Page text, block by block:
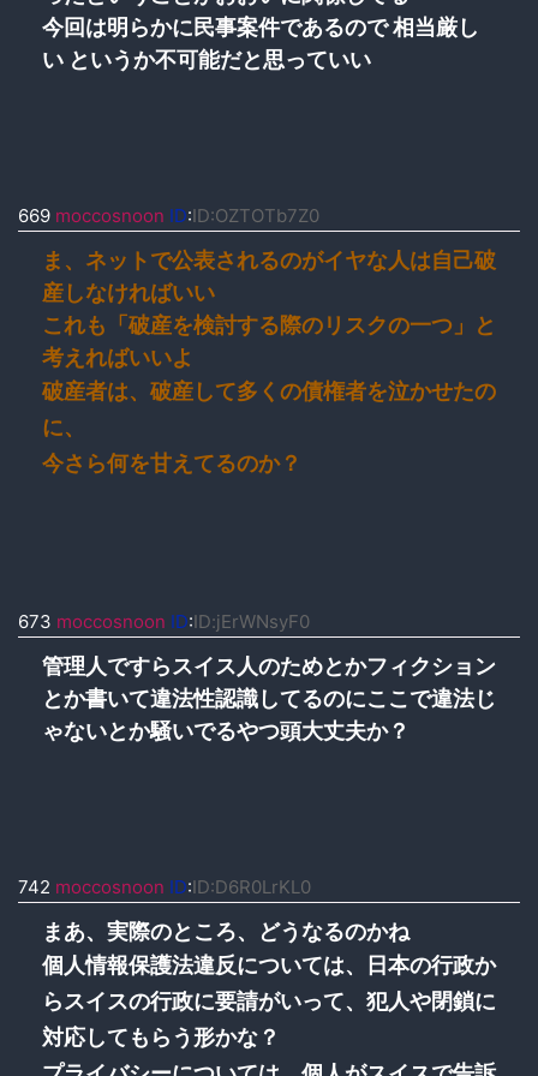
今回は明らかに民事案件であるので 相当厳し
い というか不可能だと思っていい
669 moccosnoon ID:ID:OZTOTb7Z0
ま、ネットで公表されるのがイヤな人は自己破
産しなければいい
これも「破産を検討する際のリスクの一つ」と
考えればいいよ
破産者は、破産して多くの債権者を泣かせたの
に、
今さら何を甘えてるのか？
673 moccosnoon ID:ID:jErWNsyF0
管理人ですらスイス人のためとかフィクション
とか書いて違法性認識してるのにここで違法じ
ゃないとか騒いでるやつ頭大丈夫か？
742 moccosnoon ID:ID:D6R0LrKL0
まあ、実際のところ、どうなるのかね
個人情報保護法違反については、日本の行政か
らスイスの行政に要請がいって、犯人や閉鎖に
対応してもらう形かな？